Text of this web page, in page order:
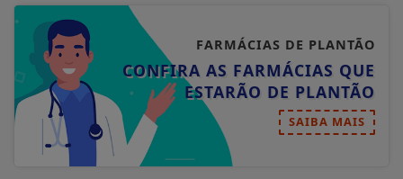
FARMÁCIAS DE PLANTÃO
CONFIRA AS FARMÁCIAS QUE
ESTARÃO DE PLANTÃO
SAIBA MAIS